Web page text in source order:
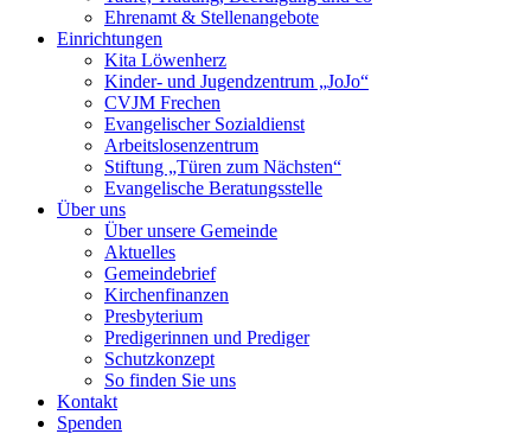
Ehrenamt & Stellenangebote
Einrichtungen
Kita Löwenherz
Kinder- und Jugendzentrum „JoJo“
CVJM Frechen
Evangelischer Sozialdienst
Arbeitslosenzentrum
Stiftung „Türen zum Nächsten“
Evangelische Beratungsstelle
Über uns
Über unsere Gemeinde
Aktuelles
Gemeindebrief
Kirchenfinanzen
Presbyterium
Predigerinnen und Prediger
Schutzkonzept
So finden Sie uns
Kontakt
Spenden